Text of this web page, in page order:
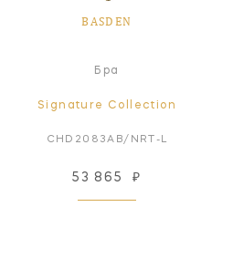
BASDEN
Бра
Signature Collection
CHD2083AB/NRT-L
53 865 ₽